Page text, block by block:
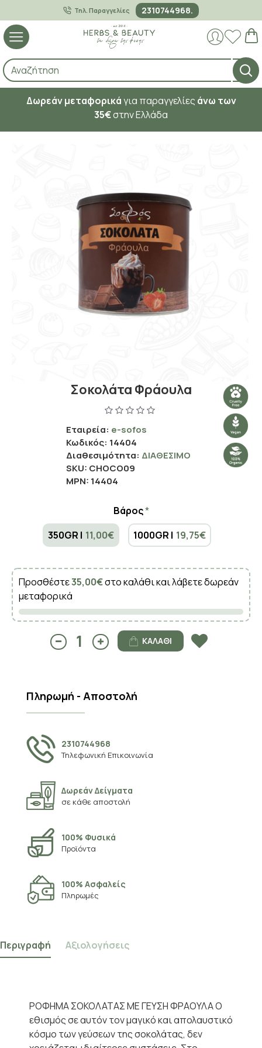
Τηλ. Παραγγελίες 2310744968.
Δωρεάν μεταφορικάγια παραγγελίες άνω των
35€στην Ελλάδα
Σοκολάτα Φράουλα
Εταιρεία: e-sofos
Κωδικός: 14404
Διαθεσιμότητα: ΔΙΑΘΈΣΙΜΟ
SKU: CHOCO09
MPN: 14404
Βάρος
350GR | 11,00€ 1000GR | 19,75€
Προσθέστε35,00€στο καλάθι και λάβετε δωρεάν
μεταφορικά
ΚΑΛΆΘΙ
Πληρωμή - Αποστολή
2310744968
Τηλεφωνική Επικοινωνία
Δωρεάν Δείγματα
σε κάθε αποστολή
100% Φυσικά
Προϊόντα
100% Ασφαλείς
Πληρωμές
Περιγραφή Αξιολογήσεις
ΡΟΦΗΜΑ ΣΟΚΟΛΑΤΑΣ ΜΕ ΓΕΥΣΗ ΦΡΑΟΥΛΑ Ο
εθισμός σε αυτόν τον μαγικό και απολαυστικό
κόσμο των γεύσεων της σοκολάτας, δεν